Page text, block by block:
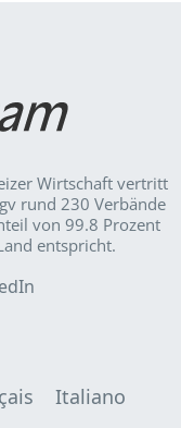
Wirt­schaft vertritt
rund 230 Verbände
von 99.8 Prozent
entspricht.
Italiano